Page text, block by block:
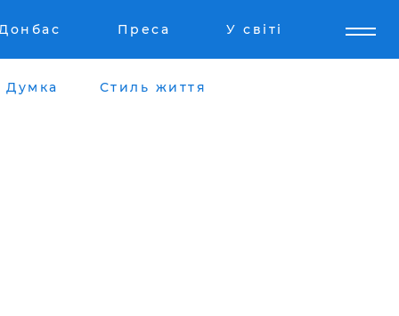
Преса У світі
Думка Стиль життя